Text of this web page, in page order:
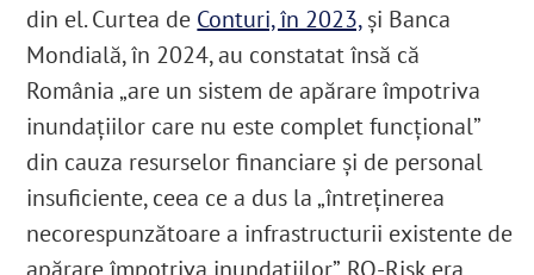
din el. Curtea de Conturi, în 2023,și Banca
Mondială, în 2024, au constatat însă că
România „are un sistem de apărare împotriva
inundațiilor care nu este complet funcțional”
din cauza resurselor financiare și de personal
insuficiente, ceea ce a dus la „întreținerea
necorespunzătoare a infrastructurii existente de